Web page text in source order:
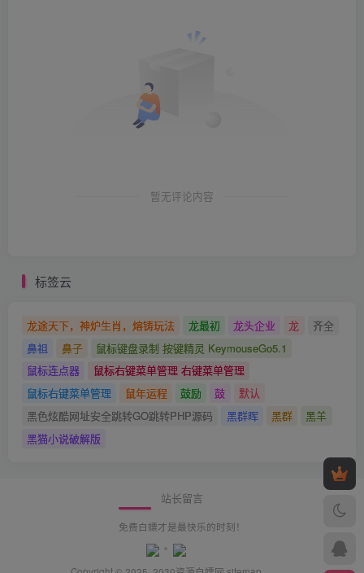
暂无评论内容
标签云
龙途天下，神炉生肖，熔铸玩法 龙最初 龙头企业 龙
齐全
鼻祖
鼻子
鼠标键盘录制 按键精灵 KeymouseGo5.1
鼠标连点器
鼠标右键菜单管理 右键菜单管理
鼠标右键菜单管理
鼠年运程 鼓励 鼓
默认
黑色炫酷网址安全跳转GO跳转PHP源码
黑群晖 黑群
黑羊
黑猫小说破解版
站长留言
免费白嫖才是最快乐的时刻！